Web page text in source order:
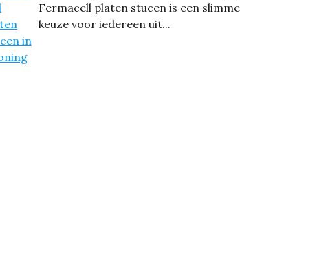
Fermacell platen stucen is een slimme
keuze voor iedereen uit...